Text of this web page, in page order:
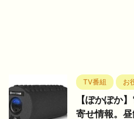
TV番組 お
【ぽかぽか
寄せ情報。